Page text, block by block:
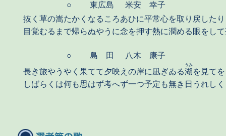
○ 東広島
米安 幸子
抜く草の嵩たかくなるころあひに平常心を取り戻したり
目覚むるまで帰らぬやうに念を押す熱に潤める眼をし
○ 島 田
八木 康子
長き旅やうやく果てて夕映えの岸に凪ぎゐる湖
うみ
を見て
しばらくは何も思はず考へず一つ予定も無き日うれしく